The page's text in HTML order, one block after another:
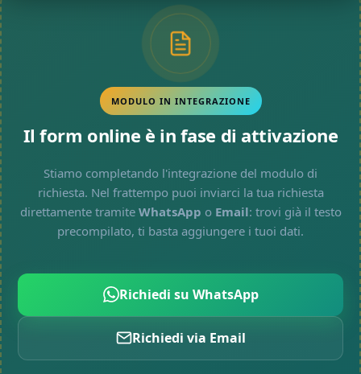
MODULO IN INTEGRAZIONE
Il form online è in fase di attivazione
Stiamo completando l'integrazione del modulo di
richiesta. Nel frattempo puoi inviarci la tua richiesta
direttamente tramite WhatsApp o Email: trovi già il testo
precompilato, ti basta aggiungere i tuoi dati.
Richiedi su WhatsApp
Richiedi via Email